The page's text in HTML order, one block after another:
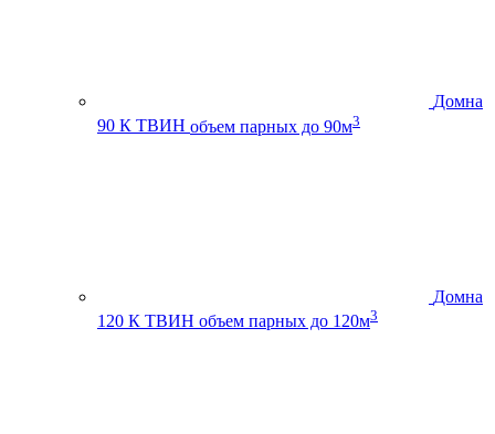
Домна
90 К ТВИН объем парных до 90м3
Домна
120 К ТВИН объем парных до 120м3